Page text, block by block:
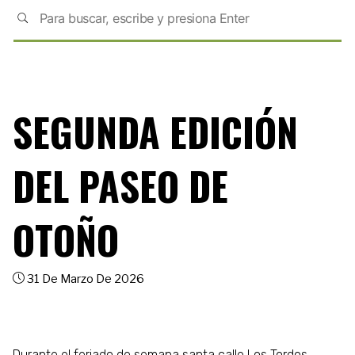
SEGUNDA EDICIÓN
DEL PASEO DE
OTOÑO
31 De Marzo De 2026